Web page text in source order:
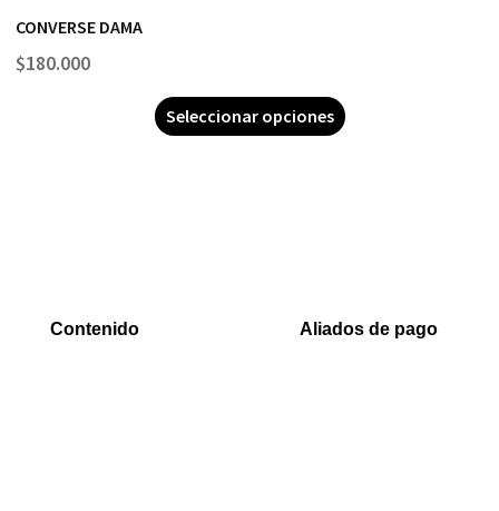
CONVERSE DAMA
$180.000
Seleccionar opciones
Contenido
Aliados de pago